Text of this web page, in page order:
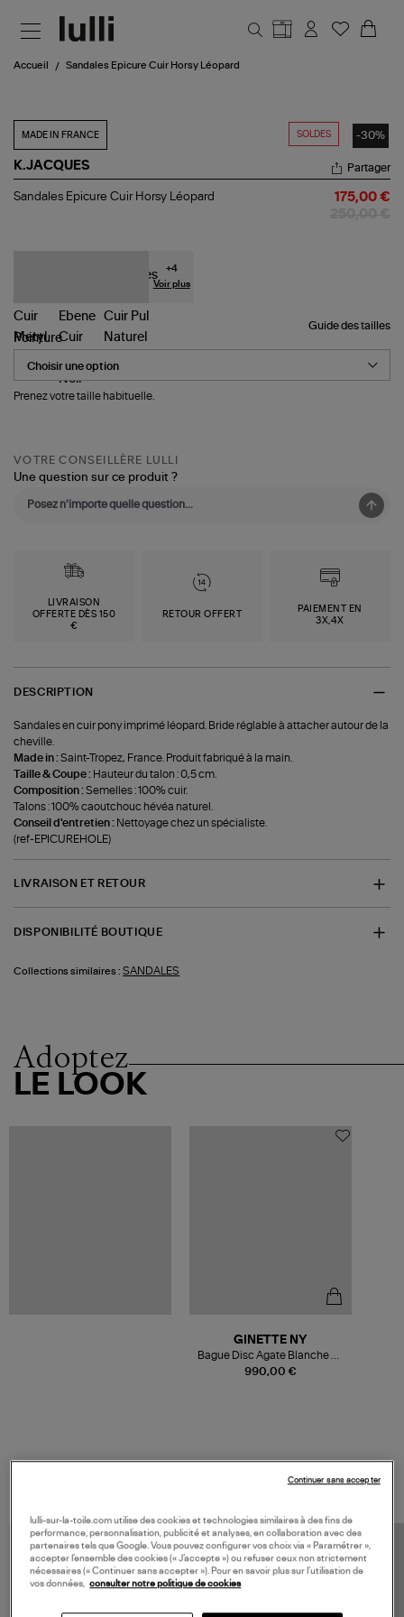
Accueil Sandales Epicure Cuir Horsy Léopard
SOLDES -30%
MADE IN FRANCE
K.JACQUES
Sandales
Partager
Sandales Epicure Cuir Horsy Léopard 175,00 €
+4
Voir plus
Guide des tailles
Pointure
Prenez votre taille habituelle.
VOTRE CONSEILLÈRE LULLI
Une question sur ce produit ?
LIVRAISON
OFFERTE DÈS 150
€
RETOUR OFFERT
PAIEMENT EN
3X,4X
DESCRIPTION
Sandales en cuir pony imprimé léopard. Bride réglable à attacher autour de la
cheville.
Made in :Saint-Tropez, France. Produit fabriqué à la main.
Taille & Coupe : Hauteur du talon : 0,5 cm.
Composition :Semelles : 100% cuir.
Talons : 100% caoutchouc hévéa naturel.
Conseil d'entretien : Nettoyage chez un spécialiste.
(ref-EPICUREHOLE)
LIVRAISON ET RETOUR
DISPONIBILITÉ BOUTIQUE
Collections similaires : SANDALES
Adoptez
LE LOOK
990,00 €
GINETTE NY
Bague Disc Agate Blanche Or
Rose
lulli-sur-la-toile.com utilise des cookies et technologies similaires à des fins de
performance, personnalisation, publicité et analyses, en collaboration avec des
partenaires tels que Google. Vous pouvez configurer vos choix via « Paramétrer »,
accepter l’ensemble des cookies (« J’accepte ») ou refuser ceux non strictement
nécessaires (« Continuer sans accepter »). Pour en savoir plus sur l’utilisation de
vos données, consulter notre politique de cookies
Continuer sans accepter